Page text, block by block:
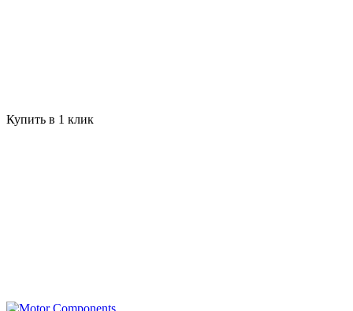
Купить в 1 клик